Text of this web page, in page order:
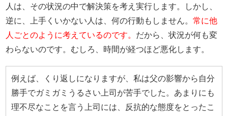
人は、その状況の中で解決策を考え実行します。しかし、
逆に、上手くいかない人は、何の行動もしません。常に他
人ごとのように考えているのです。 だから、状況が何も変
わらないのです。むしろ、時間が経つほど悪化します。
例えば、くり返しになりますが、私は父の影響から自分
勝手でガミガミうるさい上司が苦手でした。あまりにも
理不尽なことを言う上司には、反抗的な態度をとったこ